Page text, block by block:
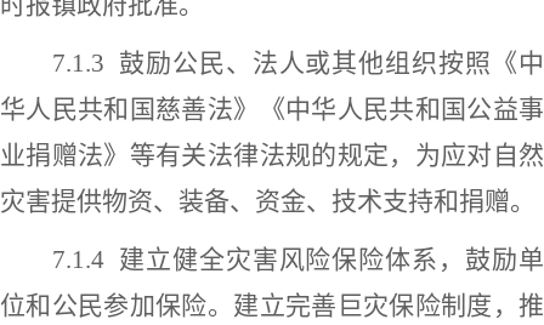
7.1.3 鼓励公民、法人或其他组织按照《中
华人民共和国慈善法》《中华人民共和国公益事
业捐赠法》等有关法律法规的规定，为应对 自然
灾害提供物资、装备、资金、技术支持和捐赠。
7.1.4 建立健全灾害风险保险体系，鼓励单
位和公民参加保险。建立完善巨灾保险制度，推